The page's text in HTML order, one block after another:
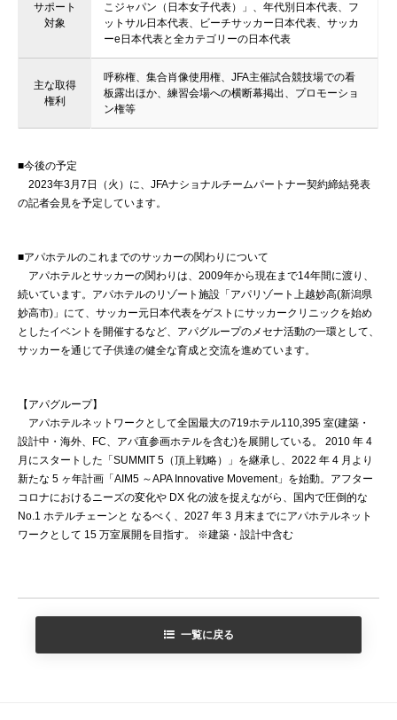
サポート
対象
こジャパン（日本女子代表）」、年代別日本代表、フ
ットサル日本代表、ビーチサッカー日本代表、サッカ
ーe日本代表と全カテゴリーの日本代表
主な取得
権利
呼称権、集合肖像使用権、JFA主催試合競技場での看
板露出ほか、練習会場への横断幕掲出、プロモーショ
ン権等
■今後の予定
2023年3月7日（火）に、JFAナショナルチームパートナー契約締結発表
の記者会見を予定しています。
■アパホテルのこれまでのサッカーの関わりについて
アパホテルとサッカーの関わりは、2009年から現在まで14年間に渡り、
続いています。アパホテルのリゾート施設「アパリゾート上越妙高(新潟県
妙高市)」にて、サッカー元日本代表をゲストにサッカークリニックを始め
としたイベントを開催するなど、アパグループのメセナ活動の一環として、
サッカーを通じて子供達の健全な育成と交流を進めています。
【アパグループ】
アパホテルネットワークとして全国最大の719ホテル110,395 室(建築・
設計中・海外、FC、アパ直参画ホテルを含む)を展開している。 2010 年 4
月にスタートした「SUMMIT 5（頂上戦略）」を継承し、2022 年 4 月より
新たな 5 ヶ年計画「AIM5 ～APA Innovative Movement」を始動。アフター
コロナにおけるニーズの変化や DX 化の波を捉えながら、国内で圧倒的な
No.1 ホテルチェーンと なるべく、2027 年 3 月末までにアパホテルネット
ワークとして 15 万室展開を目指す。 ※建築・設計中含む
一覧に戻る